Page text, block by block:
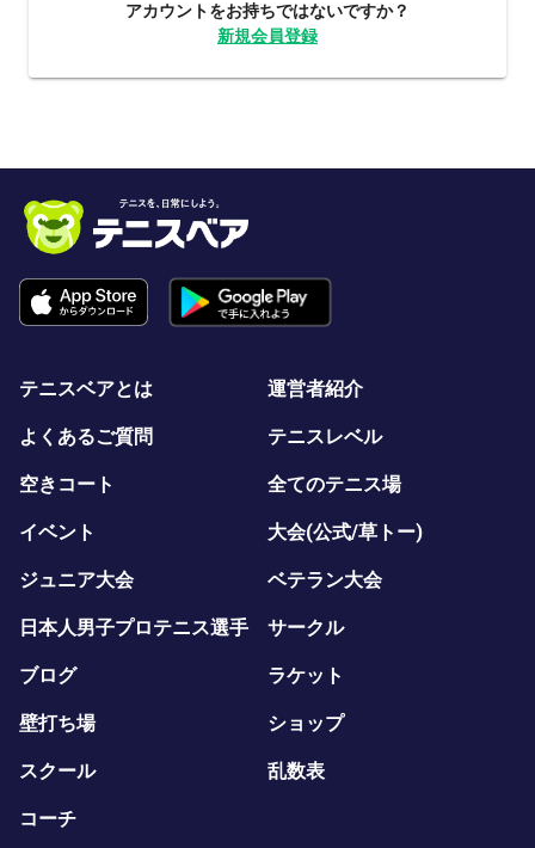
アカウントをお持ちではないですか？
新規会員登録
テニスベアとは 運営者紹介
よくあるご質問 テニスレベル
空きコート 全てのテニス場
イベント 大会(公式/草トー)
ジュニア大会 ベテラン大会
日本人男子プロテニス選手 サークル
ブログ ラケット
壁打ち場 ショップ
スクール 乱数表
コーチ